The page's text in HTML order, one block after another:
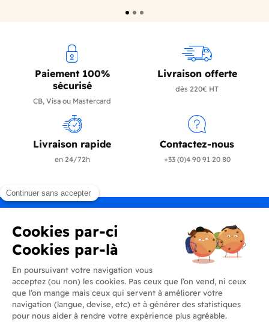
Paiement 100%
sécurisé
CB, Visa ou Mastercard
Livraison offerte
dès 220€ HT
Livraison rapide
en 24/72h
Contactez-nous
+33 (0)4 90 91 20 80